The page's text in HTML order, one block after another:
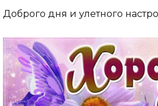
Доброго дня и улетного